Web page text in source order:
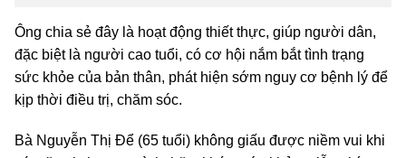
Ông chia sẻ đây là hoạt động thiết thực, giúp người dân,
đặc biệt là người cao tuổi, có cơ hội nắm bắt tình trạng
sức khỏe của bản thân, phát hiện sớm nguy cơ bệnh lý để
kịp thời điều trị, chăm sóc.
Bà Nguyễn Thị Để (65 tuổi) không giấu được niềm vui khi